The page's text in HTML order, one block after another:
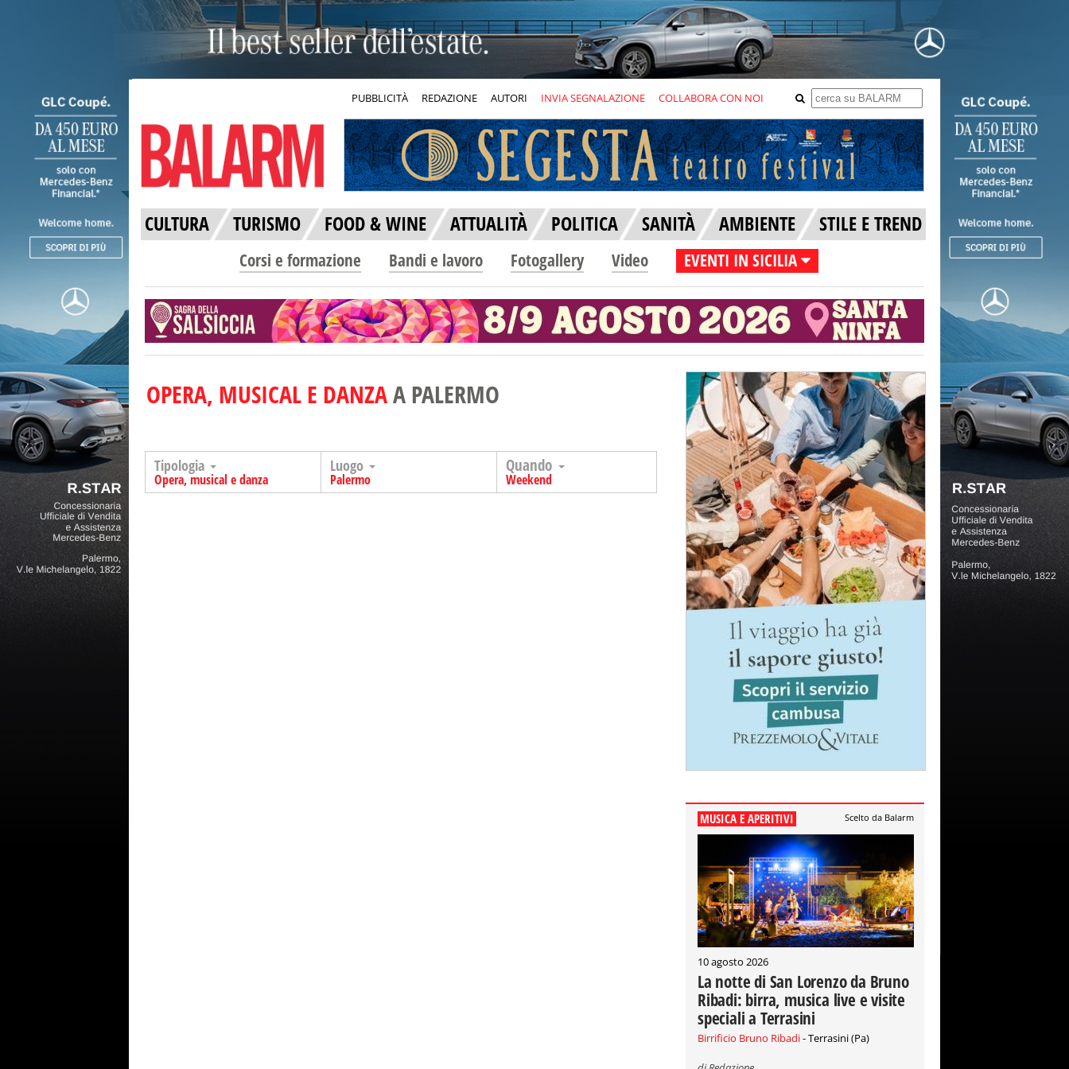
PUBBLICITÀ REDAZIONE AUTORI INVIA SEGNALAZIONE COLLABORA CON NOI
CULTURA TURISMO FOOD & WINE ATTUALITÀ POLITICA SANITÀ AMBIENTE STILE E TREND
Corsi e formazione Bandi e lavoro Fotogallery Video EVENTI IN SICILIA
OPERA, MUSICAL E DANZAA PALERMO
Tipologia
Opera, musical e danza
Luogo
Palermo
Quando
Weekend
MUSICA E APERITIVI Scelto da Balarm
10 agosto 2026
La notte di San Lorenzo da Bruno
Ribadi: birra, musica live e visite
speciali a Terrasini
Birrificio Bruno Ribadi- Terrasini (Pa)